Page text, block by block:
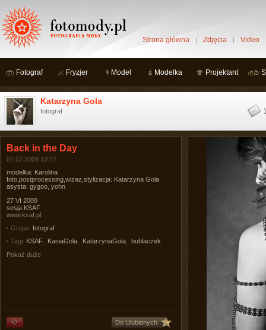
Strona główna Zdjęcia Video
Fotograf Fryzjer Model Modelka Projektant
Katarzyna Gola
fotograf
Back in the Day
01.07.2009 13:27
modelka: Karolina
foto,postprocessing,wizaz,stylizacja: Katarzyna Gola
asysta: gygoo, yohn
27 VI 2009
sesja KSAF
www.ksaf.pl
Grupa: fotograf
Tagi: KSAF, KasiaGola KatarzynaGola
bublaczek
Pokaż duże
Do Ulubionych